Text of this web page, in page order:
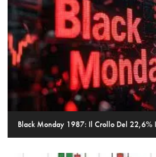
Black Monday 1987: Il Crollo Del 22,6%